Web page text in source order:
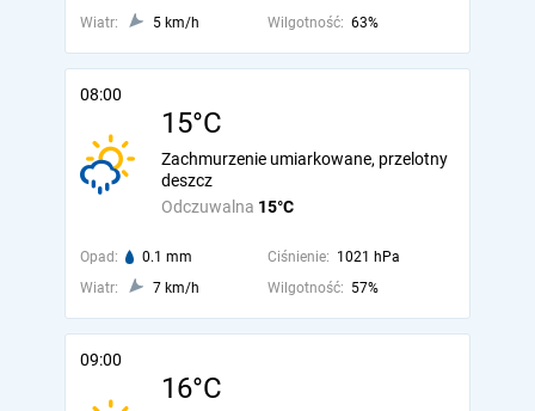
Wiatr: 5 km/h Wilgotność: 63%
08:00
15°C
Odczuwalna 15°C
Zachmurzenie umiarkowane, przelotny
deszcz
Opad: 0.1 mm Ciśnienie: 1021 hPa
Wiatr:
7 km/h Wilgotność: 57%
09:00
16°C